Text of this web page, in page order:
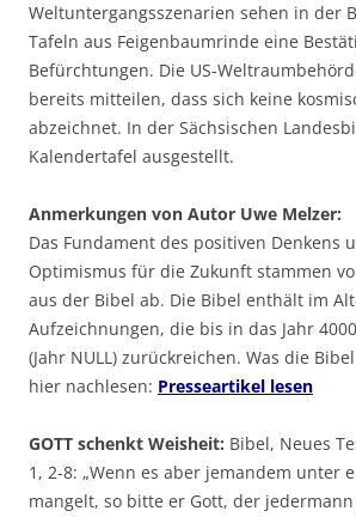
Weltuntergangsszenarien sehen in der
Tafeln aus Feigenbaumrinde eine
Befürchtungen. Die US-
bereits mitteilen, dass sich keine
abzeichnet. In der Sächsischen
Kalendertafel ausgestellt.
Anmerkungen von Autor Uwe Melzer:
Das Fundament des positiven Denkens
Optimismus für die Zukunft stammen
aus der Bibel ab. Die Bibel enthält im
Aufzeichnungen, die bis in das Jahr
(Jahr NULL) zurückreichen. Was die
hier nachlesen: Presseartikel lesen
GOTT schenkt Weisheit: Bibel, Neues
1, 2-8: „Wenn es aber jemandem unter
mangelt, so bitte er Gott, der